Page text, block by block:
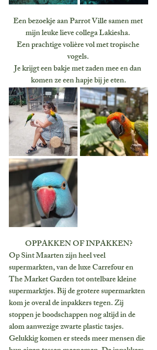
Een bezoekje aan Parrot Ville samen met
mijn leuke lieve collega Lakiesha.
Een prachtige volière vol met tropische
vogels.
Je krijgt een bakje met zaden mee en dan
komen ze een hapje bij je eten.
OPPAKKEN OF INPAKKEN?
Op Sint Maarten zijn heel veel
supermarkten, van de luxe Carrefour en
The Market Garden tot ontelbare kleine
supermarktjes. Bij de grotere supermarkten
kom je overal de inpakkers tegen. Zij
stoppen je boodschappen nog altijd in de
alom aanwezige zwarte plastic tasjes.
Gelukkig komen er steeds meer mensen die